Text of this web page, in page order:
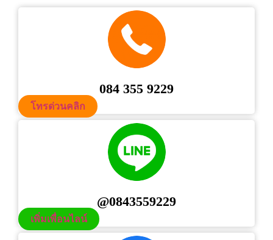
084 355 9229
โทรด่วนคลิก
@0843559229
เพิ่มเพื่อนไลน์